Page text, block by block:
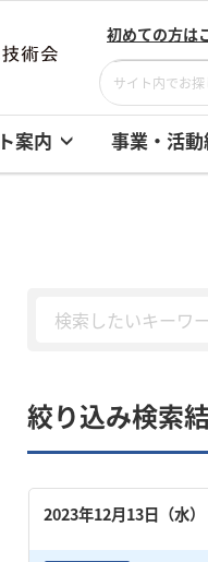
初めての方は
案内 事業・活
絞り込み検索
2023年12月13日（水）